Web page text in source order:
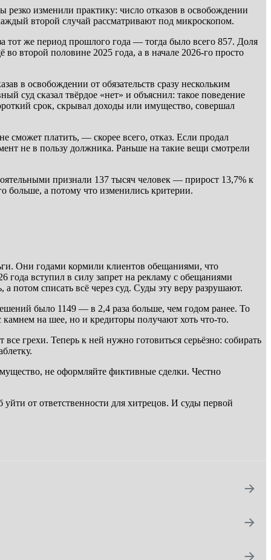
резко изменили практику: число отказов в освобождении
второй случай рассматривают под микроскопом.
тот же период прошлого года — тогда было всего 857. Доля
второй половине 2025 года, а в начале 2026-го просто
в освобождении от обязательств сразу нескольким
суд сказал твёрдое «нет» и объяснил: такое поведение
срок, скрывал доходы или имущество, совершал
сможет платить, — скорее всего, отказ. Если продал
не в пользу должника. Раньше на такие вещи смотрели
признали 137 тысяч человек — прирост 13,7% к
больше, а потому что изменились критерии.
Они годами кормили клиентов обещаниями, что
года вступил в силу запрет на рекламу с обещаниями
потом списать всё через суд. Суды эту веру разрушают.
было 1149 — в 2,4 раза больше, чем годом ранее. То
камнем на шее, но и кредиторы получают хоть что-то.
грехи. Теперь к ней нужно готовиться серьёзно: собирать
не оформляйте фиктивные сделки. Честно
от ответственности для хитрецов. И суды первой
→
→
→